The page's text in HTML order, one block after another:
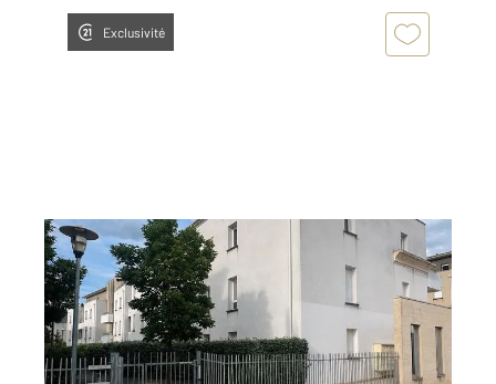
Exclusivité
MERIGNAC 33
30,99 m2, 1 pièce
Ref : 14946
Appartement F1 à vendre
129 000 €